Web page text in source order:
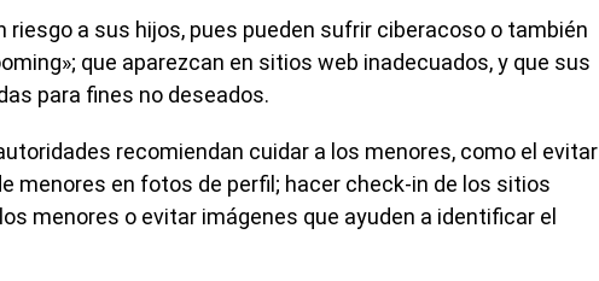
riesgo a sus hijos, pues pueden sufrir ciberacoso o también
que aparezcan en sitios web inadecuados, y que sus
para fines no deseados.
recomiendan cuidar a los menores, como el evitar
menores en fotos de perfil; hacer check-in de los sitios
menores o evitar imágenes que ayuden a identificar el